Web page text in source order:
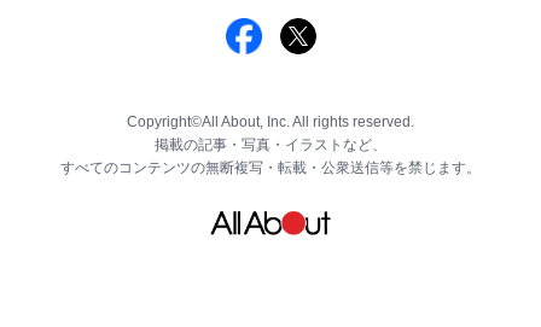
Copyright©All About, Inc. All rights reserved.
掲載の記事・写真・イラストなど、
すべてのコンテンツの無断複写・転載・公衆送信等を禁じます。